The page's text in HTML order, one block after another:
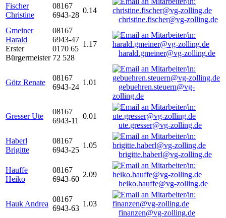
Fischer
Christine
08167
6943-28
0.14
christine.fischer@vg-zolling.de
Gmeiner
Harald
Erster
Bürgermeister
08167
6943-47
0170 65
72 528
1.17
harald.gmeiner@vg-zolling.de
Götz Renate
08167
6943-24
1.01
gebuehren.steuern@vg-
zolling.de
Gresser Ute
08167
6943-11
0.01
ute.gresser@vg-zolling.de
Haberl
Brigitte
08167
6943-25
1.05
brigitte.haberl@vg-zolling.de
Hauffe
Heiko
08167
6943-60
2.09
heiko.hauffe@vg-zolling.de
Hauk Andrea
08167
6943-63
1.03
finanzen@vg-zolling.de